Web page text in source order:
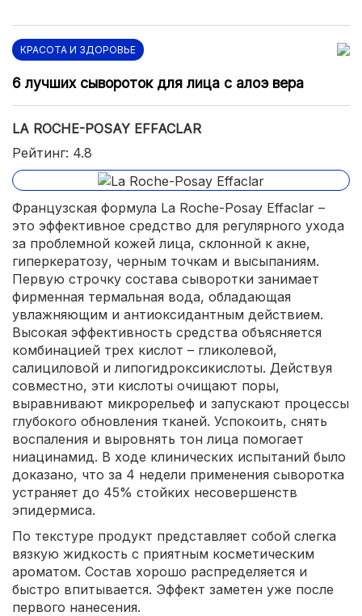
КРАСОТА И ЗДОРОВЬЕ
6 лучших сывороток для лица с алоэ вера
LA ROCHE-POSAY EFFACLAR
Рейтинг: 4.8
Французская формула La Roche-Posay Effaclar –
это эффективное средство для регулярного ухода
за проблемной кожей лица, склонной к акне,
гиперкератозу, черным точкам и высыпаниям.
Первую строчку состава сыворотки занимает
фирменная термальная вода, обладающая
увлажняющим и антиоксидантным действием.
Высокая эффективность средства объясняется
комбинацией трех кислот – гликолевой,
салициловой и липогидроксикислоты. Действуя
совместно, эти кислоты очищают поры,
выравнивают микрорельеф и запускают процессы
глубокого обновления тканей. Успокоить, снять
воспаления и выровнять тон лица помогает
ниацинамид. В ходе клинических испытаний было
доказано, что за 4 недели применения сыворотка
устраняет до 45% стойких несовершенств
эпидермиса.
По текстуре продукт представляет собой слегка
вязкую жидкость с приятным косметическим
ароматом. Состав хорошо распределяется и
быстро впитывается. Эффект заметен уже после
первого нанесения.